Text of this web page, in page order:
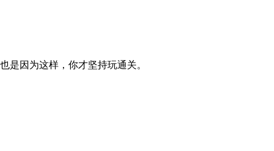
是因为这样，你才坚持玩通关。